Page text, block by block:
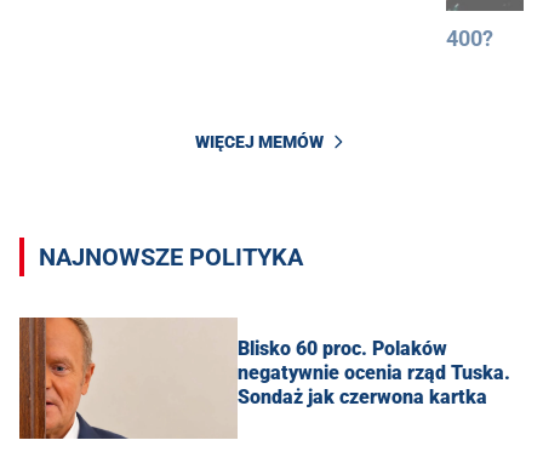
400?
WIĘCEJ MEMÓW
NAJNOWSZE POLITYKA
Blisko 60 proc. Polaków
negatywnie ocenia rząd Tuska.
Sondaż jak czerwona kartka